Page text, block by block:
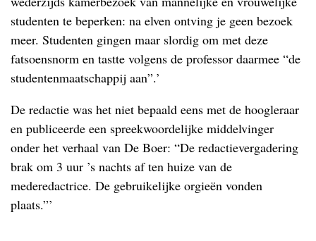
studenten te beperken: na elven ontving je geen bezoek
meer. Studenten gingen maar slordig om met deze
fatsoensnorm en tastte volgens de professor daarmee “de
studentenmaatschappij aan”.’
De redactie was het niet bepaald eens met de hoogleraar
en publiceerde een spreekwoordelijke middelvinger
onder het verhaal van De Boer: “De redactievergadering
brak om 3 uur ’s nachts af ten huize van de
mederedactrice. De gebruikelijke orgieën vonden
plaats.”’